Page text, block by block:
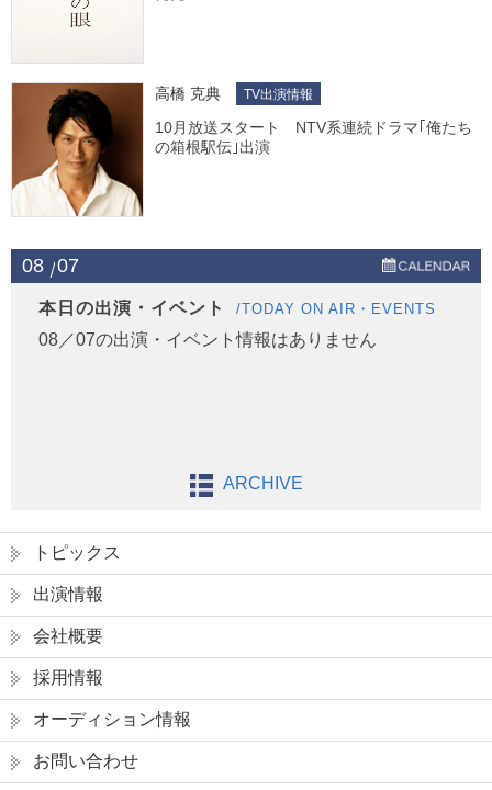
高橋 克典 TV出演情報
10月放送スタート NTV系連続ドラマ｢俺たち
の箱根駅伝｣出演
08 07
本日の出演・イベント /TODAY ON AIR・EVENTS
08／07の出演・イベント情報はありません
ARCHIVE
トピックス
出演情報
会社概要
採用情報
オーディション情報
お問い合わせ